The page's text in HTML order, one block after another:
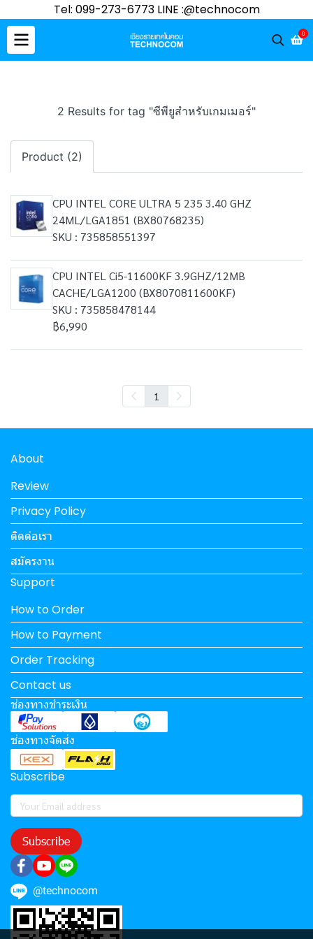
Tel: 099-273-6773 LINE :@technocom
0
2 Results for tag "ซีพียูสำหรับเกมเมอร์"
Product (2)
CPU INTEL CORE ULTRA 5 235 3.40 GHZ
24ML/LGA1851 (BX80768235)
SKU : 735858551397
CPU INTEL Ci5-11600KF 3.9GHZ/12MB
CACHE/LGA1200 (BX8070811600KF)
SKU : 735858478144
฿6,990
1
About
Review
Privacy Policy
ติดต่อเรา
สมัครงาน
Support
How to Order
How to Payment
Order Tracking
Contact us
ช่องทางชำระเงิน
ช่องทางจัดส่ง
Subscribe
Subscribe
@technocom